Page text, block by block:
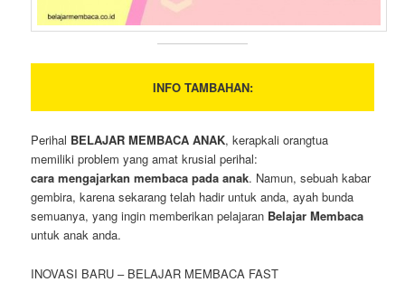
INFO TAMBAHAN:
Perihal BELAJAR MEMBACA ANAK, kerapkali orangtua
memiliki problem yang amat krusial perihal:
cara mengajarkan membaca pada anak. Namun, sebuah kabar
gembira, karena sekarang telah hadir untuk anda, ayah bunda
semuanya, yang ingin memberikan pelajaran Belajar Membaca
untuk anak anda.
INOVASI BARU – BELAJAR MEMBACA FAST